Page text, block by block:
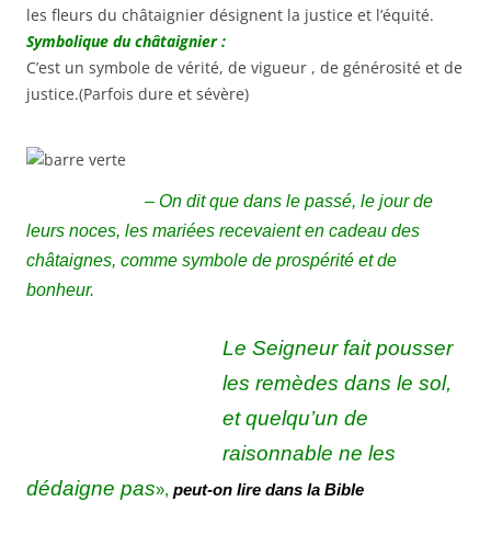
les fleurs du châtaignier désignent la justice et l’équité.
Symbolique du châtaignier :
C’est un symbole de vérité, de vigueur , de générosité et de
justice.(Parfois dure et sévère)
– On dit que dans le passé, le jour de
leurs noces, les mariées recevaient en cadeau des
châtaignes, comme symbole de prospérité et de
bonheur.
Le Seigneur fait pousser
les remèdes dans le sol,
et quelqu’un de
raisonnable ne les
dédaigne pas», peut-on lire dans la Bible